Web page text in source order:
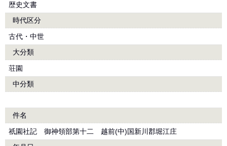
歴史文書
時代区分
古代・中世
大分類
荘園
中分類
件名
祇園社記 御神領部第十二 越前(中)国新川郡堀江庄